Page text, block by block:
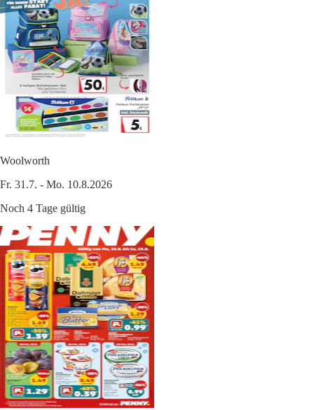
Woolworth
Fr. 31.7. - Mo. 10.8.2026
Noch 4 Tage gültig